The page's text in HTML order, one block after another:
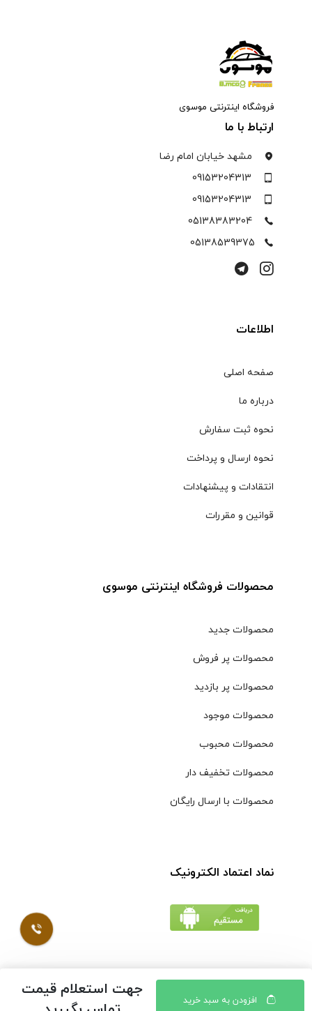
افزودن به سبد خرید
جهت استعلام قیمت
فروشگاه اینترنتی موسوی
ارتباط با ما
مشهد خیابان امام رضا
09153204313
09153204313
05138383204
05138539375
اطلاعات
صفحه اصلی
درباره ما
نحوه ثبت سفارش
نحوه ارسال و پرداخت
انتقادات و پیشنهادات
قوانین و مقررات
محصولات فروشگاه اینترنتی موسوی
محصولات جدید
محصولات پر فروش
محصولات پر بازدید
محصولات موجود
محصولات محبوب
محصولات تخفیف دار
محصولات با ارسال رایگان
نماد اعتماد الکترونیک
© کلیه حقوق مادی و معنوی محتویات سایت فروشگاه اینترنتی
موسوی محفوظ است |
طراحی شده توسط ایلیاسیستم